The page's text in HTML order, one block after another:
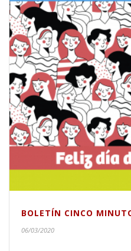
BOLETÍN CINCO
06/03/2020